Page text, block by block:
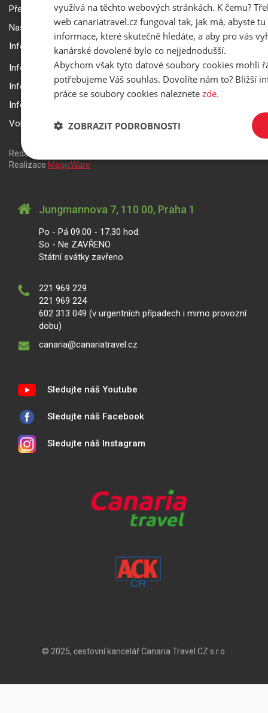
Přepravní podmínky Smartwings
Nastavení a ochrana soukromí
Informace k rezervaci zájezdu
Informace k pojištění
Informace k letecké přepravě
Informace k ubytování a pobytu
Volitelné doplňkové služby
Redakční systém
Realizace MagicWare
Jungmannova 7, 110 00, Praha 1
Po - Pá 09.00 - 17.30 hod.
So - Ne ZAVŘENO
Státní svátky zavřeno
221 969 229
221 969 224
602 313 049 (v urgentních případech i mimo provozní
dobu)
canaria@canariatravel.cz
Sledujte náš Youtube
Sledujte náš Facebook
Sledujte náš Instagram
© 2025, cestovní kancelář Canaria Travel CZ s.r.o.
využívá na těchto webových stránkách. K čemu?
web canariatravel.cz fungoval tak, jak má, abyste
informace, které skutečně hledáte, a aby pro vás
kanárské dovolené bylo co nejjednodušší.
Abychom však tyto datové soubory cookies mohli
potřebujeme Váš souhlas. Dovolíte nám to? Bližší
práce se soubory cookies naleznete zde.
ZOBRAZIT PODROBNOSTI